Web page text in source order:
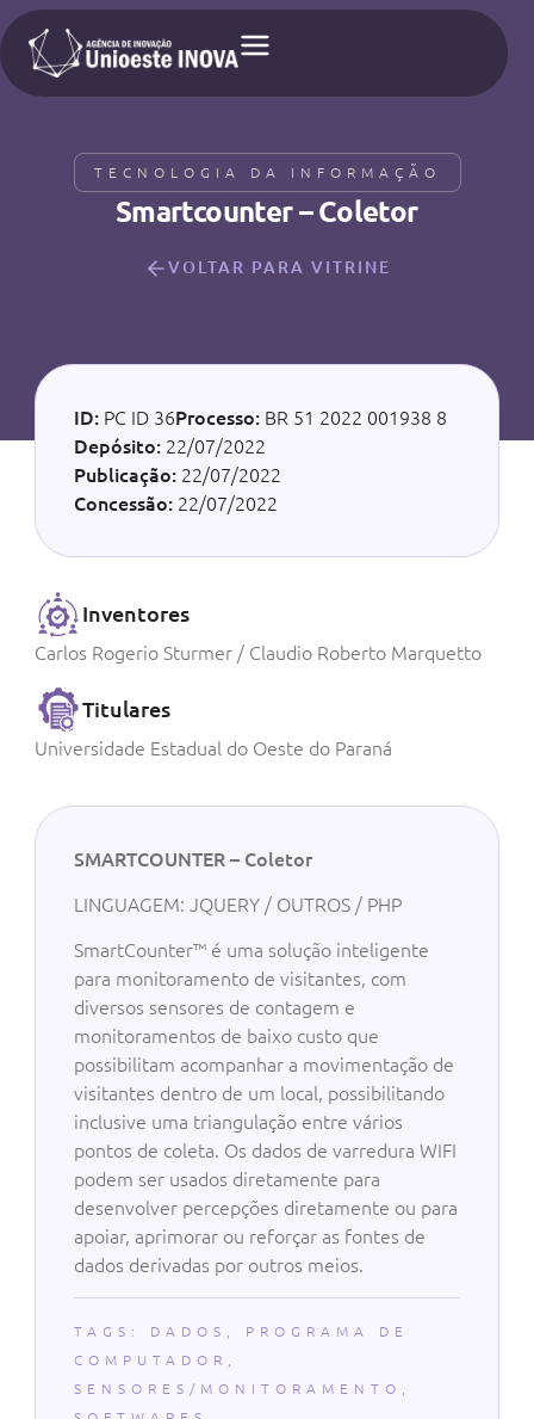
TECNOLOGIA DA INFORMAÇÃO
Smartcounter – Coletor
VOLTAR PARA VITRINE
ID: PC ID 36Processo: BR 51 2022 001938 8
Depósito: 22/07/2022
Publicação: 22/07/2022
Concessão: 22/07/2022
Inventores
Carlos Rogerio Sturmer / Claudio Roberto Marquetto
Titulares
Universidade Estadual do Oeste do Paraná
SMARTCOUNTER – Coletor
LINGUAGEM: JQUERY / OUTROS / PHP
SmartCounter™ é uma solução inteligente
para monitoramento de visitantes, com
diversos sensores de contagem e
monitoramentos de baixo custo que
possibilitam acompanhar a movimentação de
visitantes dentro de um local, possibilitando
inclusive uma triangulação entre vários
pontos de coleta. Os dados de varredura WIFI
podem ser usados diretamente para
desenvolver percepções diretamente ou para
apoiar, aprimorar ou reforçar as fontes de
dados derivadas por outros meios.
TAGS: DADOS
PROGRAMA DE
COMPUTADOR
SENSORES/MONITORAMENTO